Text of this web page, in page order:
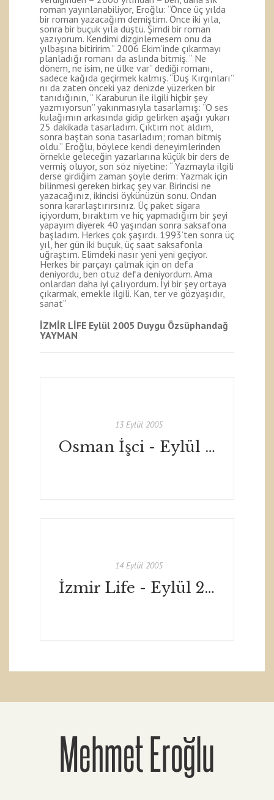
roman yayınlanabiliyor, Eroğlu: “Önce üç yılda
bir roman yazacağım demiştim. Önce iki yıla,
sonra bir buçuk yıla düştü. Şimdi bir roman
yazıyorum. Kendimi dizginlemesem onu da
yılbaşına bitiririm.” 2006 Ekim’inde çıkarmayı
planladığı romanı da aslında bitmiş. “ Ne
dönem, ne isim, ne ülke var” dediği romanı,
sadece kağıda geçirmek kalmış. “Düş Kırgınları”
nı da zaten önceki yaz denizde yüzerken bir
tanıdığının, “ Karaburun ile ilgili hiçbir şey
yazmıyorsun” yakınmasıyla tasarlamış: “O ses
kulağımın arkasında gidip gelirken aşağı yukarı
25 dakikada tasarladım. Çıktım not aldım,
sonra baştan sona tasarladım; roman bitmiş
oldu.” Eroğlu, böylece kendi deneyimlerinden
örnekle geleceğin yazarlarına küçük bir ders de
vermiş oluyor, son söz niyetine: “ Yazmayla ilgili
derse girdiğim zaman şöyle derim: Yazmak için
bilinmesi gereken birkaç şey var. Birincisi ne
yazacağınız, ikincisi öykünüzün sonu. Ondan
sonra kararlaştırırsınız. Üç paket sigara
içiyordum, bıraktım ve hiç yapmadığım bir şeyi
yapayım diyerek 40 yaşından sonra saksafona
başladım. Herkes çok şaşırdı. 1993’ten sonra üç
yıl, her gün iki buçuk, üç saat saksafonla
uğraştım. Elimdeki nasır yeni yeni geçiyor.
Herkes bir parçayı çalmak için on defa
deniyordu, ben otuz defa deniyordum. Ama
onlardan daha iyi çalıyordum. İyi bir şey ortaya
çıkarmak, emekle ilgili. Kan, ter ve gözyaşıdır,
sanat”
İZMİR LİFE Eylül 2005 Duygu Özsüphandağ
YAYMAN
13 Eylül 2005
Osman İşci - Eylül 2005
14 Eylül 2005
İzmir Life - Eylül 2005
Mehmet Eroğlu